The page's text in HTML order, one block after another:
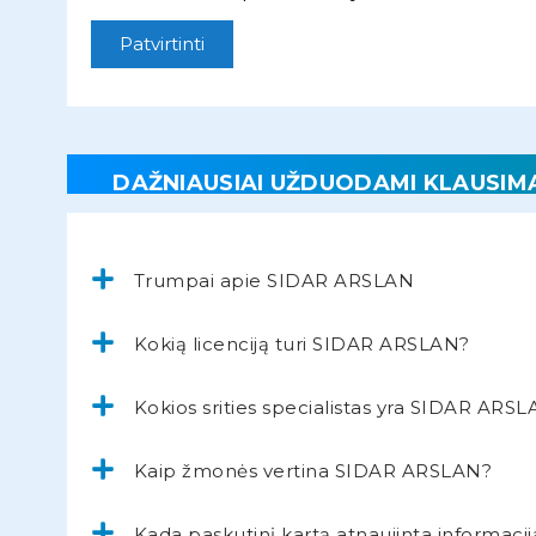
Patvirtinti
DAŽNIAUSIAI UŽDUODAMI
Trumpai apie SIDAR ARSLAN
Kokią licenciją turi SIDAR ARSLAN?
Kokios srities specialistas yra SIDAR
Kaip žmonės vertina SIDAR ARSLAN?